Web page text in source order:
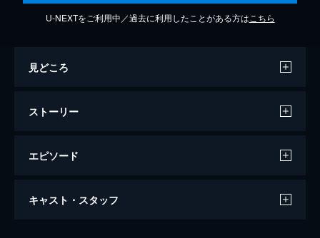
U-NEXTをご利用中／過去に利用したことがある方は こちら
見どころ
ストーリー
エピソード
任侠清水港
キャスト・スタッフ